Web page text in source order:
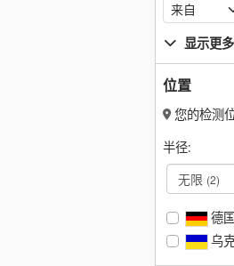
显示更多
位置
您的检测
半径:
无限 (2)
德
乌